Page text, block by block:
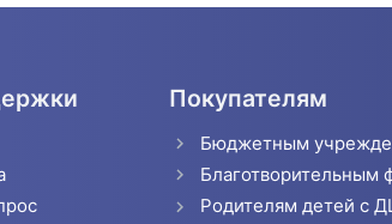
Покупателям
Бюджетным
Благотворительным
Родителям детей с